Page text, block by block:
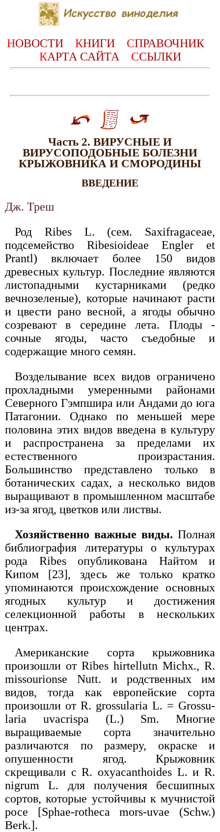
НОВОСТИ КНИГИ СПРАВОЧНИК
КАРТА САЙТА ССЫЛКИ
Часть 2. ВИРУСНЫЕ И
ВИРУСОПОДОБНЫЕ БОЛЕЗНИ
КРЫЖОВНИКА И СМОРОДИНЫ
ВВЕДЕНИЕ
Дж. Треш
Род Ribes L. (сем. Saxifragaceae,
подсемейство Ribesioideae Engler et
Prantl) включает более 150 видов
древесных культур. Последние являются
листопадными кустарниками (редко
вечнозеленые), которые начинают расти
и цвести рано весной, а ягоды обычно
созревают в середине лета. Плоды -
сочные ягоды, часто съедобные и
содержащие много семян.
Возделывание всех видов ограничено
прохладными умеренными районами
Северного Гэмпшира или Андами до юга
Патагонии. Однако по меньшей мере
половина этих видов введена в культуру
и распространена за пределами их
естественного произрастания.
Большинство представлено только в
ботанических садах, а несколько видов
выращивают в промышленном масштабе
из-за ягод, цветков или листвы.
Хозяйственно важные виды. Полная
библиография литературы о культурах
рода Ribes опубликована Найтом и
Кипом [23], здесь же только кратко
упоминаются происхождение основных
ягодных культур и достижения
селекционной работы в нескольких
центрах.
Американские сорта крыжовника
произошли от Ribes hirtellutn Michx., R.
missourionse Nutt. и родственных им
видов, тогда как европейские сорта
произошли от R. grossularia L. = Grossu-
laria uvacrispa (L.) Sm. Многие
выращиваемые сорта значительно
различаются по размеру, окраске и
опушенности ягод. Крыжовник
скрещивали с R. oxyacanthoides L. и R.
nigrum L. для получения бесшипных
сортов, которые устойчивы к мучнистой
росе [Sphae-rotheca mors-uvae (Schw.)
Berk.].